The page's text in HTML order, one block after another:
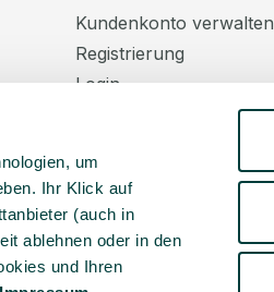
um
Ihr Klick auf
(auch in
ablehnen oder in den
und Ihren
Kundenkonto verwalten
Registrierung
Login
Kundenkonto aktivieren